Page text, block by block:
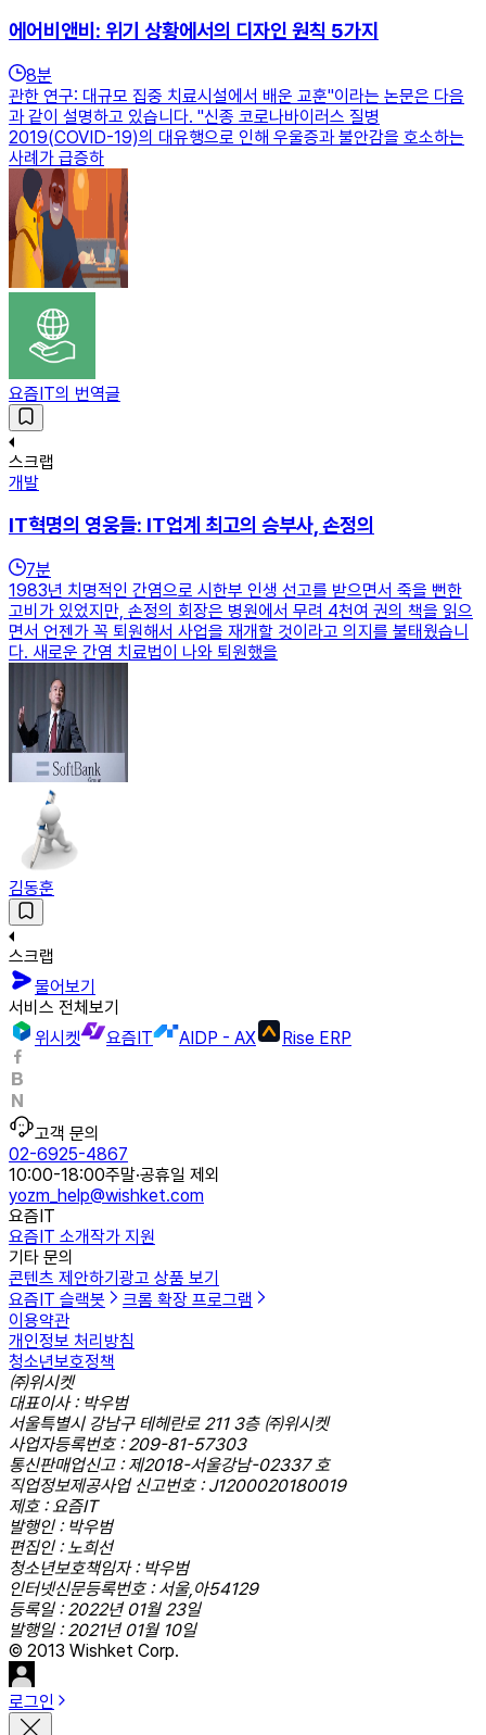
에어비앤비: 위기 상황에서의 디자인 원칙 5가지
8분
관한 연구: 대규모 집중 치료시설에서 배운 교훈"이라는 논문은 다음
과 같이 설명하고 있습니다. "신종 코로나바이러스 질병
2019(COVID-19)의 대유행으로 인해 우울증과 불안감을 호소하는
사례가 급증하
요즘IT의 번역글
스크랩
개발
IT혁명의 영웅들: IT업계 최고의 승부사, 손정의
7분
1983년 치명적인 간염으로 시한부 인생 선고를 받으면서 죽을 뻔한
고비가 있었지만, 손정의 회장은 병원에서 무려 4천여 권의 책을 읽으
면서 언젠가 꼭 퇴원해서 사업을 재개할 것이라고 의지를 불태웠습니
다. 새로운 간염 치료법이 나와 퇴원했을
김동훈
스크랩
물어보기
서비스 전체보기
위시켓
요즘IT AIDP - AX Rise ERP
고객 문의
02-6925-4867
10:00-18:00주말·공휴일 제외
yozm_help@wishket.com
요즘IT
요즘IT 소개작가 지원
기타 문의
콘텐츠 제안하기 광고 상품 보기
요즘IT 슬랙봇
크롬 확장 프로그램
이용약관
개인정보 처리방침
청소년보호정책
㈜위시켓
대표이사 : 박우범
서울특별시 강남구 테헤란로 211 3층 ㈜위시켓
사업자등록번호 : 209-81-57303
통신판매업신고 : 제2018-서울강남-02337 호
직업정보제공사업 신고번호 : J1200020180019
제호 : 요즘IT
발행인 : 박우범
편집인 : 노희선
청소년보호책임자 : 박우범
인터넷신문등록번호 : 서울,아54129
등록일 : 2022년 01월 23일
발행일 : 2021년 01월 10일
© 2013 Wishket Corp.
로그인